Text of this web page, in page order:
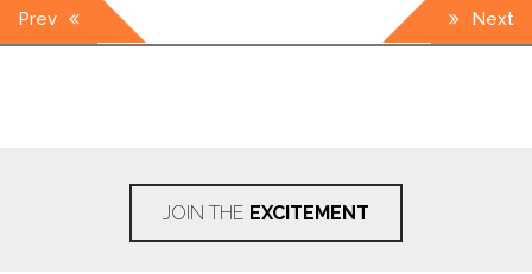
Post
navigation
Prev Next
JOIN THE EXCITEMENT